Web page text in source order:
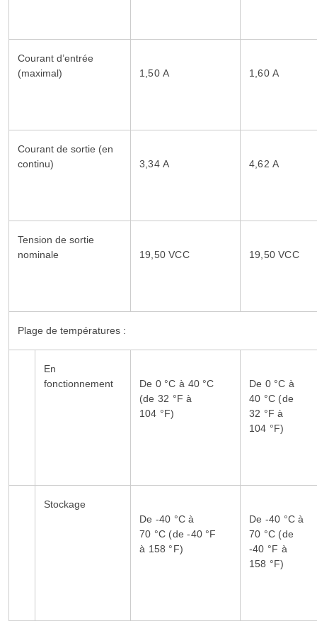
Courant d’entrée
(maximal)
1,50 A 1,60 A
Courant de sortie (en
continu)
3,34 A 4,62 A
Tension de sortie
nominale
19,50 VCC 19,50 VCC
Plage de températures :
En
fonctionnement
De 0 °C à 40 °C
(de 32 °F à
104 °F)
De 0 °C à
40 °C (de
32 °F à
104 °F)
Stockage
De -40 °C à
70 °C (de -40 °F
à 158 °F)
De -40 °C à
70 °C (de
-40 °F à
158 °F)